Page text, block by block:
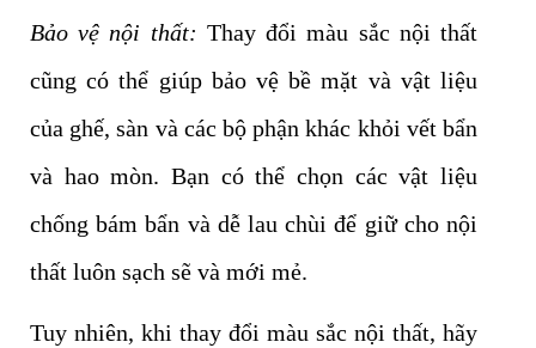
Bảo vệ nội thất: Thay đổi màu sắc nội thất
cũng có thể giúp bảo vệ bề mặt và vật liệu
của ghế, sàn và các bộ phận khác khỏi vết bẩn
và hao mòn. Bạn có thể chọn các vật liệu
chống bám bẩn và dễ lau chùi để giữ cho nội
thất luôn sạch sẽ và mới mẻ.
Tuy nhiên, khi thay đổi màu sắc nội thất, hãy